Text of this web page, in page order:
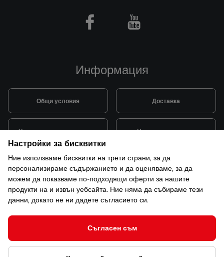
Информация
Общи условия Доставка
Цена и начин на транспорт Начини на плащане
Система за лоялни клиенти Монтаж и сервиз
Рекламации и гаранция
Facebook Youtube
Настройки за бисквитки
Ние използваме бисквитки на трети страни, за да
персонализираме съдържанието и да оценяваме, за да
можем да показваме по-подходящи оферти за нашите
продукти на и извън уебсайта. Ние няма да събираме тези
данни, докато не ни дадете съгласието си.
Съгласен съм